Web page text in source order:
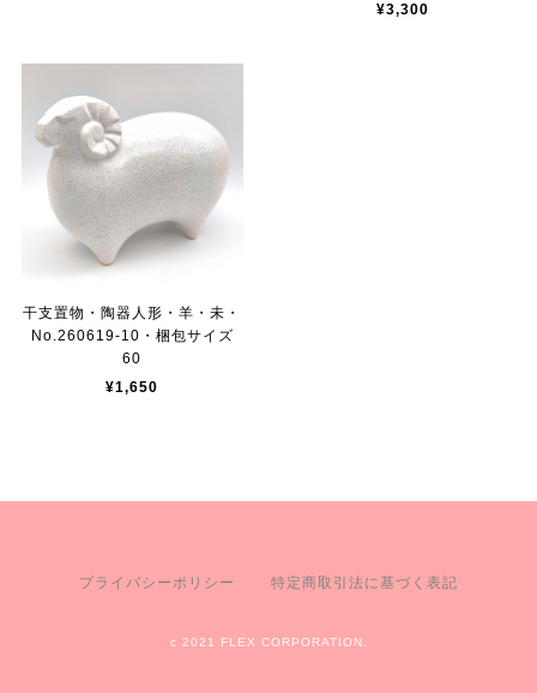
¥3,300
干支置物・陶器人形・羊・未・
No.260619-10・梱包サイズ
60
¥1,650
プライバシーポリシー 特定商取引法に基づく表記
c 2021 FLEX CORPORATION.